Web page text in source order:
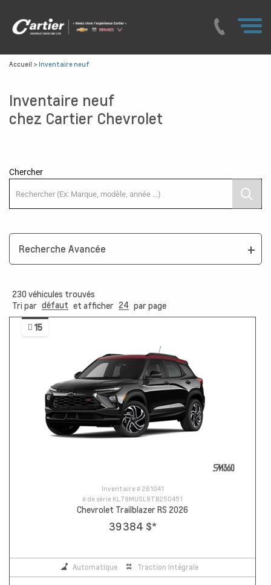
Accueil > Inventaire neuf
Inventaire neuf
chez Cartier Chevrolet
Chercher
Recherche Avancée
230 véhicules trouvés
Tri par défaut et afficher 24 par page
15
Inventaire # 261041
# de série KL79MUSL9TB250451
Chevrolet Trailblazer RS 2026
39 384 $*
Automatique Traction Intégrale